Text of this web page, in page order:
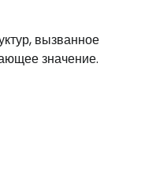
вызванное
значение.